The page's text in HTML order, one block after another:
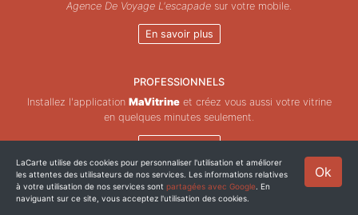
Agence De Voyage L'escapade sur votre mobile.
En savoir plus
PROFESSIONNELS
Installez l'application MaVitrineet créez vous aussi votre vitrine
en quelques minutes seulement.
En savoir plus
Copyright © ZeMAP 2026 - Tous droits réservés. Ok
LaCarte utilise des cookies pour personnaliser l'utilisation et améliorer
les attentes des utilisateurs de nos services. Les informations relatives
à votre utilisation de nos services sont partagées avec Google . En
naviguant sur ce site, vous acceptez l'utilisation des cookies.